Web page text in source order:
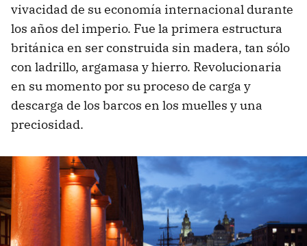
vivacidad de su economía internacional durante
los años del imperio. Fue la primera estructura
británica en ser construida sin madera, tan sólo
con ladrillo, argamasa y hierro. Revolucionaria
en su momento por su proceso de carga y
descarga de los barcos en los muelles y una
preciosidad.